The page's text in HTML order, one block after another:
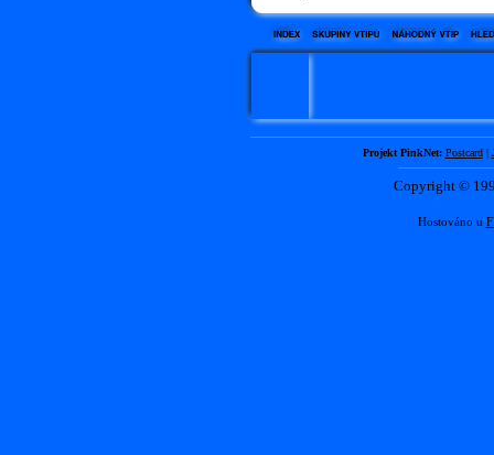
Projekt PinkNet: Postcard|
Copyright ©
Hostováno u